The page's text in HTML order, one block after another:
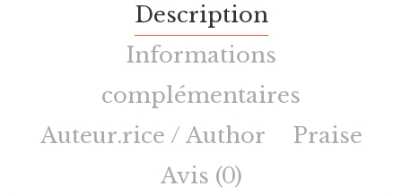
Description
Informations
complémentaires
Auteur.rice / Author
Praise
Avis (0)